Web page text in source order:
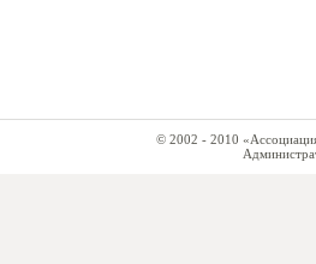
© 2002 - 2010 «Ассоциация